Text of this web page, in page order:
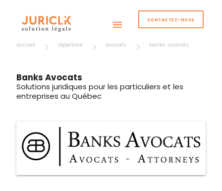
menu CONTACTEZ-NOUS
accueil répertoire avocats banks-avocats
Banks Avocats
Solutions juridiques pour les particuliers et les
entreprises au Québec